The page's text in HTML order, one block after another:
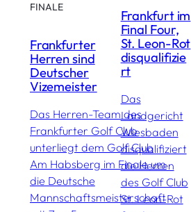
FINALE
Frankfurter
Herren sind
Deutscher
Vizemeister
Das Herren-Team des
Frankfurter Golf Club
unterliegt dem Golf Club
Am Habsberg im Finale um
die Deutsche
Mannschaftsmeisterschaft
Frankfurt im
Final Four,
St. Leon-Rot
disqualifizie
rt
Das
Landgericht
Wiesbaden
disqualifiziert
die Herren
des Golf Club
St. Leon-Rot